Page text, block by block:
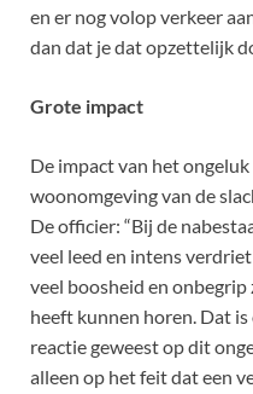
en er nog volop verkeer
dan dat je dat opzettelijk
Grote impact
De impact van het
woonomgeving van de
De officier: “Bij de
veel leed en intens
veel boosheid en
heeft kunnen horen. Dat
reactie geweest op dit
alleen op het feit dat een